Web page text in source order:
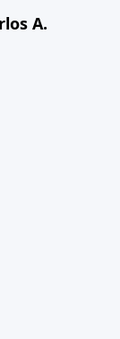
A.